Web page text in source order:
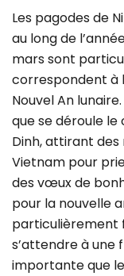
Les pagodes de
au long de
mars sont
correspondent à
Nouvel An
que se déroule
Dinh, attirant
Vietnam pour
des vœux de
pour la nouvelle
particulièrement
s’attendre à une
importante que